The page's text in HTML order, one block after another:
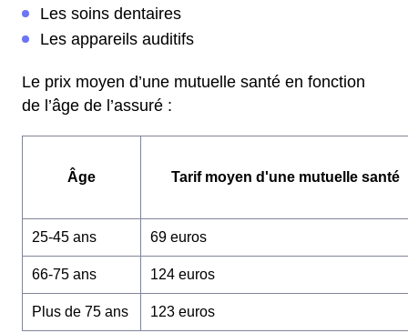
Les soins dentaires
Les appareils auditifs
Le prix moyen d’une mutuelle santé en fonction
de l’âge de l’assuré :
Âge Tarif moyen d'une mutuelle santé
25-45 ans 69 euros
66-75 ans 124 euros
Plus de 75 ans 123 euros